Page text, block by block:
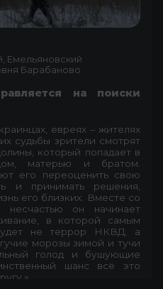
Емельяновский
Барабаново
на поиски
евреях – жителях
судьбы зрители смотрят
который попадает в
матерью и братом.
его переоценить свою
и принимать решения,
его близких. Вместе со
он начинает
в которой самым
не террор НКВД, а
морозы зимой и тучи
голод и бушующие
шанс всё это